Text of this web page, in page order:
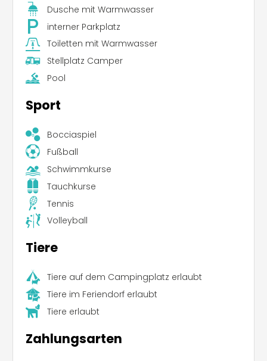
Dusche mit Warmwasser
interner Parkplatz
Toiletten mit Warmwasser
Stellplatz Camper
Pool
Sport
Bocciaspiel
Fußball
Schwimmkurse
Tauchkurse
Tennis
Volleyball
Tiere
Tiere auf dem Campingplatz erlaubt
Tiere im Feriendorf erlaubt
Tiere erlaubt
Zahlungsarten